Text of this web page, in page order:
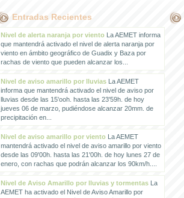
Entradas Recientes
Nivel de alerta naranja por vientoLa AEMET informa
que mantendrá activado el nivel de alerta naranja por
viento en ámbito geográfico de Guadix y Baza por
rachas de viento que pueden alcanzar los...
Nivel de aviso amarillo por lluviasLa AEMET
informa que mantendrá activado el nivel de aviso por
lluvias desde las 15'ooh. hasta las 23'59h. de hoy
jueves 06 de marzo, pudiéndose alcanzar 20mm. de
precipitación en...
Nivel de aviso amarillo por vientoLa AEMET
mantendrá activado el nivel de aviso amarillo por viento
desde las 09'00h. hasta las 21'00h. de hoy lunes 27 de
enero, con rachas que podrán alcanzar los 90km/h....
Nivel de Aviso Amarillo por lluvias y tormentasLa
AEMET ha activado el Nivel de Aviso Amarillo por